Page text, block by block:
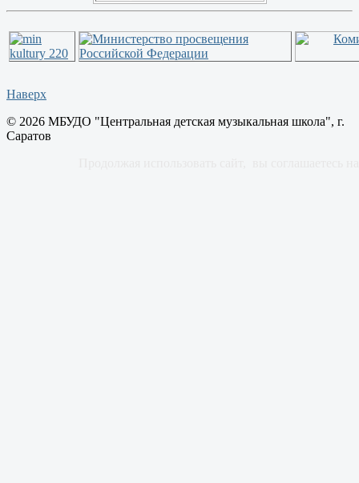
Наверх
© 2026 МБУДО "Центральная детская музыкальная школа", г.
Саратов